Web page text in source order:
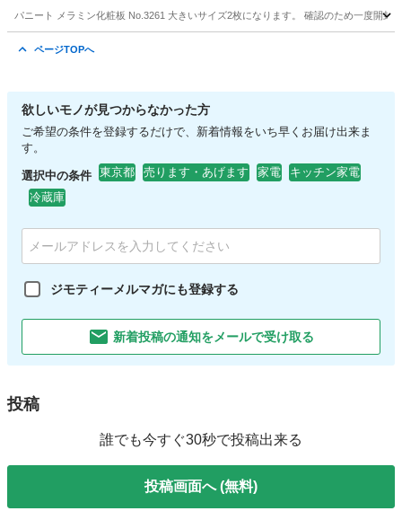
パニート メラミン化粧板 No.3261 大きいサイズ2枚になります。 確認のため一度開
ページTOPへ
欲しいモノが見つからなかった方
ご希望の条件を登録するだけで、新着情報をいち早くお届け出来ま
す。
選択中の条件 東京都 売ります・あげます 家電
キッチン家電
冷蔵庫
ジモティーメルマガにも登録する
新着投稿の通知をメールで受け取る
投稿
誰でも今すぐ30秒で投稿出来る
投稿画面へ (無料)